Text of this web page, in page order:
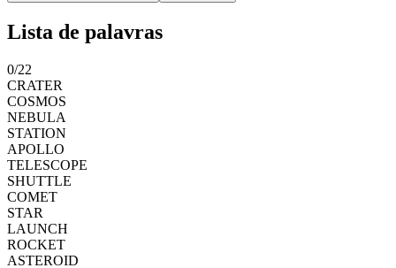
Lista de palavras
0/22
CRATER
COSMOS
NEBULA
STATION
APOLLO
TELESCOPE
SHUTTLE
COMET
STAR
LAUNCH
ROCKET
ASTEROID